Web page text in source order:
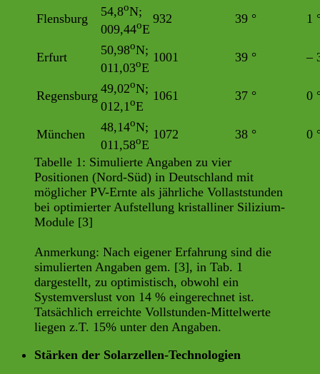
Flensburg
54,8oN;
009,44oE
932 39 ° 1
Erfurt 50,98oN;
011,03oE
1001 39 ° –
Regensburg 49,02oN;
012,1oE
1061 37 ° 0
München 48,14oN;
011,58oE
1072 38 °
0
Tabelle 1: Simulierte Angaben zu vier
Positionen (Nord-Süd) in Deutschland mit
möglicher PV-Ernte als jährliche Vollaststunden
bei optimierter Aufstellung kristalliner Silizium-
Module [3]
Anmerkung: Nach eigener Erfahrung sind die
simulierten Angaben gem. [3], in Tab. 1
dargestellt, zu optimistisch, obwohl ein
Systemverslust von 14 % eingerechnet ist.
Tatsächlich erreichte Vollstunden-Mittelwerte
liegen z.T. 15% unter den Angaben.
Stärken der Solarzellen-Technologien